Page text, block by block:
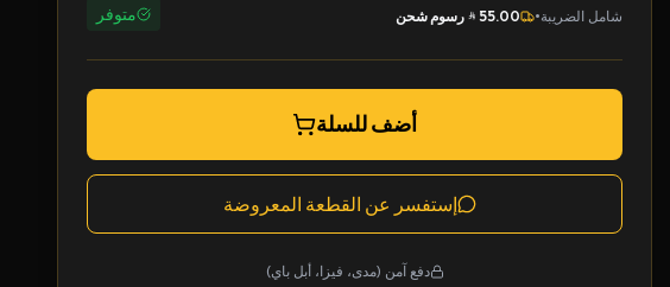
شامل الضريبة•
55.00 رسوم شحن متوفر
أضف للسلة
إستفسر عن القطعة المعروضة
دفع آمن (مدى، فيزا، أبل باي)